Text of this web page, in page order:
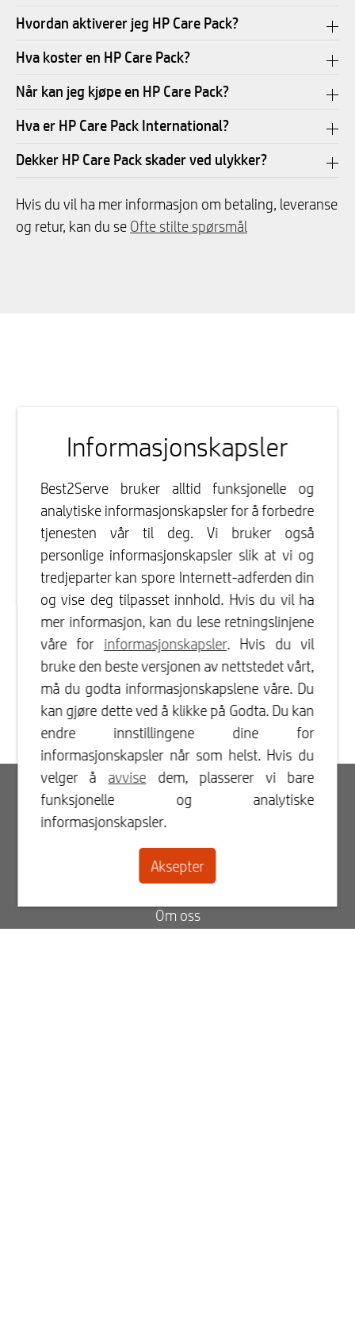
Hvordan aktiverer jeg HP Care Pack?
Hva koster en HP Care Pack?
Når kan jeg kjøpe en HP Care Pack?
Hva er HP Care Pack International?
Dekker HP Care Pack skader ved ulykker?
Hvis du vil ha mer informasjon om betaling, leveranse
og retur, kan du se Ofte stilte spørsmål
Innlogging
Kontakt
Om oss
Informasjonskapsler
Best2Serve bruker alltid funksjonelle og
analytiske informasjonskapsler for å forbedre
tjenesten vår til deg. Vi bruker også
personlige informasjonskapsler slik at vi og
tredjeparter kan spore Internett-adferden din
og vise deg tilpasset innhold. Hvis du vil ha
mer informasjon, kan du lese retningslinjene
våre for informasjonskapsler. Hvis du vil
bruke den beste versjonen av nettstedet vårt,
må du godta informasjonskapslene våre. Du
kan gjøre dette ved å klikke på Godta. Du kan
endre innstillingene dine for
informasjonskapsler når som helst. Hvis du
velger å avvise dem, plasserer vi bare
funksjonelle og analytiske
informasjonskapsler.
Aksepter